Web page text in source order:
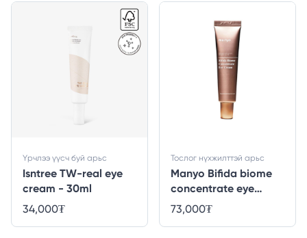
Isntree TW-real eye
cream - 30ml
Үрчлээ үүсч буй арьс
34,000₮
Manyo Bifida biome
concentrate eye
cream - 30 ml
Тослог нүхжилттэй арьс
73,000₮